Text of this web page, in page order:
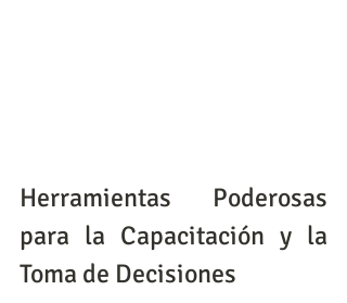
Herramientas Poderosas
para la Capacitación y la
Toma de Decisiones